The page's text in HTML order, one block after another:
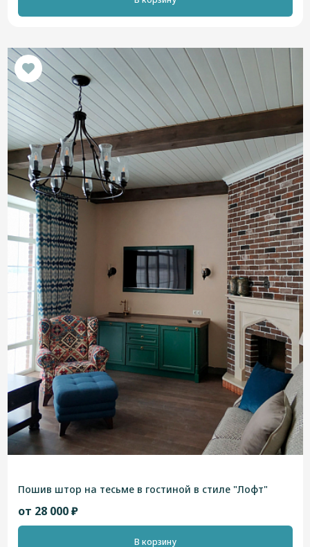
Пошив штор на тесьме в гостиной в стиле "Лофт"
от 28 000 ₽
В корзину